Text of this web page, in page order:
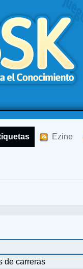
Ezine
de carreras